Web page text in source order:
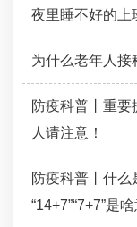
夜里睡不好的上
为什么老年人接
防疫科普丨重
人请注意！
防疫科普丨什么
“14+7”“7+7”是